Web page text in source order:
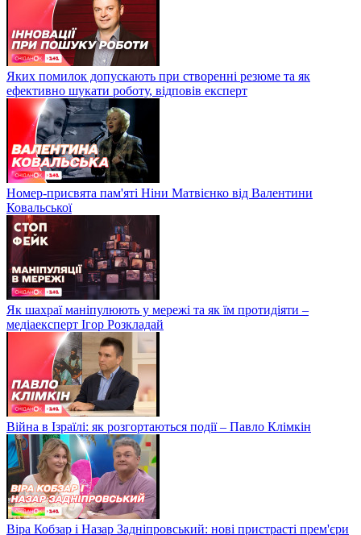
Яких помилок допускають при створенні резюме та як
ефективно шукати роботу, відповів експерт
Номер-присвята пам'яті Ніни Матвієнко від Валентини
Ковальської
Як шахраї маніпулюють у мережі та як їм протидіяти –
медіаексперт Ігор Розкладай
Війна в Ізраїлі: як розгортаються події – Павло Клімкін
Віра Кобзар і Назар Задніпровський: нові пристрасті прем'єри